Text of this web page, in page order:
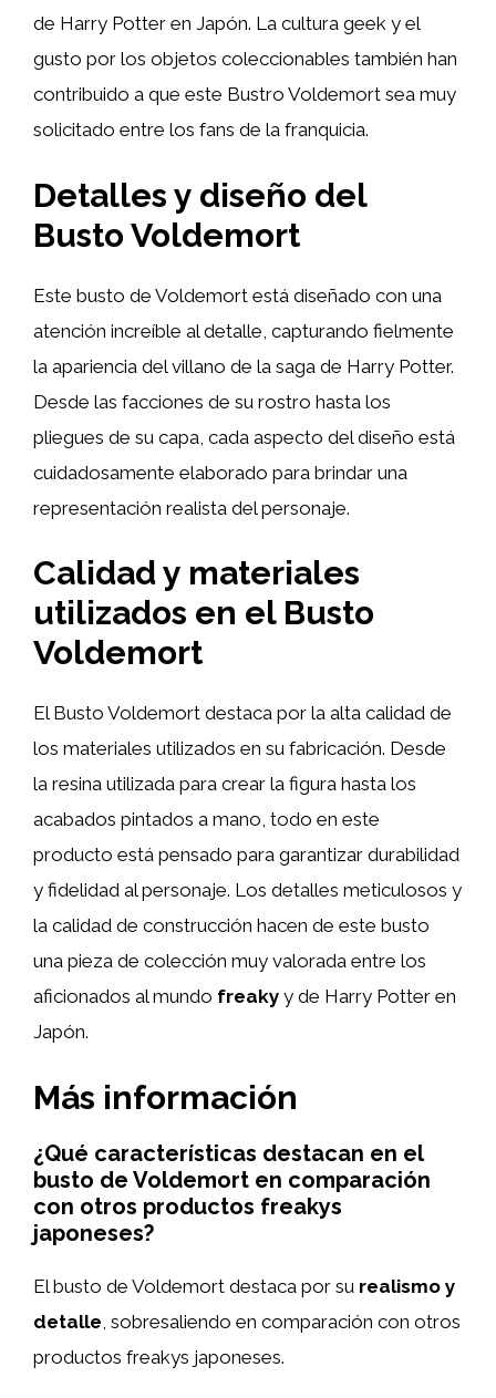
de Harry Potter en Japón. La cultura geek y el
gusto por los objetos coleccionables también han
contribuido a que este Bustro Voldemort sea muy
solicitado entre los fans de la franquicia.
Detalles y diseño del
Busto Voldemort
Este busto de Voldemort está diseñado con una
atención increíble al detalle, capturando fielmente
la apariencia del villano de la saga de Harry Potter.
Desde las facciones de su rostro hasta los
pliegues de su capa, cada aspecto del diseño está
cuidadosamente elaborado para brindar una
representación realista del personaje.
Calidad y materiales
utilizados en el Busto
Voldemort
El Busto Voldemort destaca por la alta calidad de
los materiales utilizados en su fabricación. Desde
la resina utilizada para crear la figura hasta los
acabados pintados a mano, todo en este
producto está pensado para garantizar durabilidad
y fidelidad al personaje. Los detalles meticulosos y
la calidad de construcción hacen de este busto
una pieza de colección muy valorada entre los
aficionados al mundo freaky y de Harry Potter en
Japón.
Más información
¿Qué características destacan en el
busto de Voldemort en comparación
con otros productos freakys
japoneses?
El busto de Voldemort destaca por su realismo y
detalle , sobresaliendo en comparación con otros
productos freakys japoneses.